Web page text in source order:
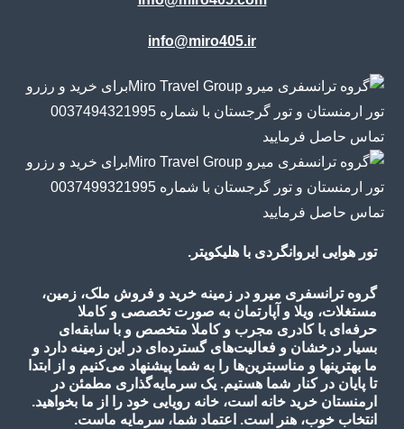
info@miro405.ir
تور هوایی ایروانگردی با هلیکوپتر.
گروه ترانسفری میرو در زمینه خرید و فروش ملک، زمین،
مستغلات، ویلا و آپارتمان به صورت تخصصی و کاملا
حرفه‌ای با کادری مجرب و کاملا متخصص و با سابقه‌ای
بسیار درخشان و فعالیت‌های گسترده‌ای در این زمینه دارد و
ما بهترینها و مناسبترین‌ها را به شما پیشنهاد می‌کنیم و از ابتدا
تا پایان در کنار شما هستیم. یک سرمایه‌گذاری مطمئن در
ارمنستان خرید خانه است، خانه رویایی خود را از ما بخواهید.
انتخاب خوب، هنر است. اعتماد شما، سرمایه ماست.